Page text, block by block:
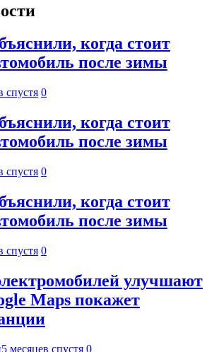
когда стоит
после зимы
спустя 0
когда стоит
после зимы
спустя 0
когда стоит
после зимы
спустя 0
улучшают
Maps покажет
5 месяцев спустя 0